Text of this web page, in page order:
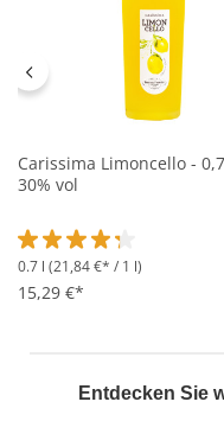
Carissima Limoncello -
30% vol
Durchschnittliche
0.7 l (21,84 €* / 1 l)
15,29 €*
Entdecken Sie